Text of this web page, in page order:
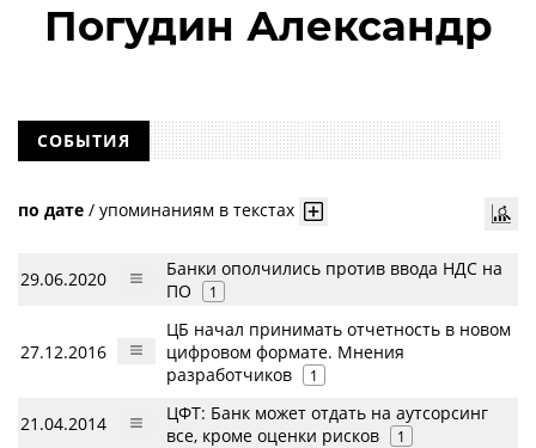
Погудин Александр
СОБЫТИЯ
по дате / упоминаниям в текстах
29.06.2020
Банки ополчились против ввода НДС на
ПО
1
27.12.2016
ЦБ начал принимать отчетность в новом
цифровом формате. Мнения
разработчиков
1
21.04.2014
ЦФТ: Банк может отдать на аутсорсинг
все, кроме оценки рисков
1